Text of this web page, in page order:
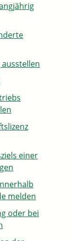
einer
melden
oder bei